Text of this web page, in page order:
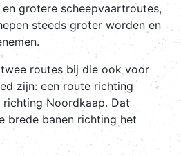
grotere scheepvaartroutes,
steeds groter worden en
routes bij die ook voor
zijn: een route richting
richting Noordkaap. Dat
brede banen richting het